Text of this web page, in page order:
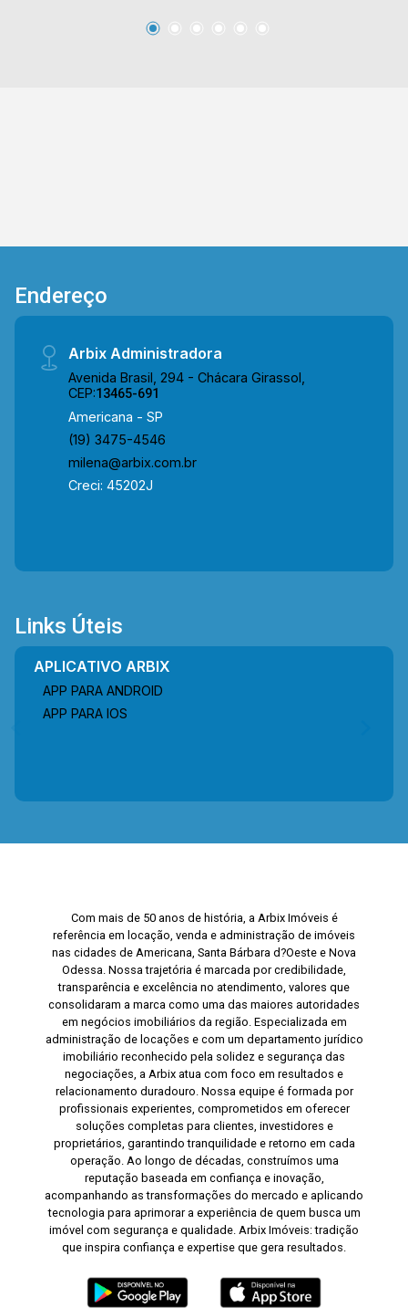
Bruno Nardini, esta região conta com escolas,
Endereço
Arbix Administradora
Avenida Brasil, 294 - Chácara Girassol,
CEP:13465-691
Americana - SP
(19) 3475-4546
milena@arbix.com.br
Creci: 45202J
Links Úteis
APLICATIVO ARBIX
APP PARA ANDROID
APP PARA IOS
Com mais de 50 anos de história, a Arbix Imóveis é
referência em locação, venda e administração de imóveis
nas cidades de Americana, Santa Bárbara d?Oeste e Nova
Odessa. Nossa trajetória é marcada por credibilidade,
transparência e excelência no atendimento, valores que
consolidaram a marca como uma das maiores autoridades
em negócios imobiliários da região. Especializada em
administração de locações e com um departamento jurídico
imobiliário reconhecido pela solidez e segurança das
negociações, a Arbix atua com foco em resultados e
relacionamento duradouro. Nossa equipe é formada por
profissionais experientes, comprometidos em oferecer
soluções completas para clientes, investidores e
proprietários, garantindo tranquilidade e retorno em cada
operação. Ao longo de décadas, construímos uma
reputação baseada em confiança e inovação,
acompanhando as transformações do mercado e aplicando
tecnologia para aprimorar a experiência de quem busca um
imóvel com segurança e qualidade. Arbix Imóveis: tradição
que inspira confiança e expertise que gera resultados.